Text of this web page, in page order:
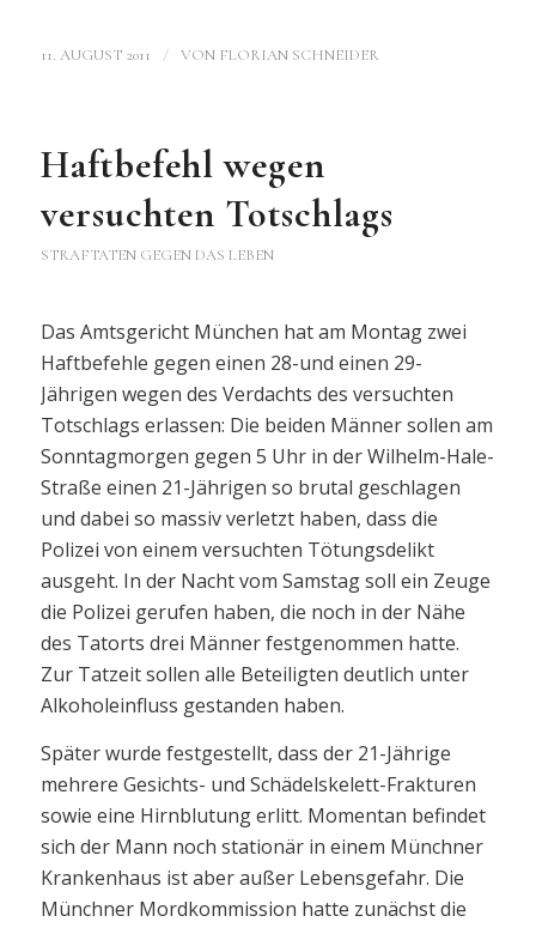
11. AUGUST 2011 / VON FLORIAN SCHNEIDER
Haftbefehl wegen
versuchten Totschlags
STRAFTATEN GEGEN DAS LEBEN
Das Amtsgericht München hat am Montag zwei
Haftbefehle gegen einen 28-und einen 29-
Jährigen wegen des Verdachts des versuchten
Totschlags erlassen: Die beiden Männer sollen am
Sonntagmorgen gegen 5 Uhr in der Wilhelm-Hale-
Straße einen 21-Jährigen so brutal geschlagen
und dabei so massiv verletzt haben, dass die
Polizei von einem versuchten Tötungsdelikt
ausgeht. In der Nacht vom Samstag soll ein Zeuge
die Polizei gerufen haben, die noch in der Nähe
des Tatorts drei Männer festgenommen hatte.
Zur Tatzeit sollen alle Beteiligten deutlich unter
Alkoholeinfluss gestanden haben.
Später wurde festgestellt, dass der 21-Jährige
mehrere Gesichts- und Schädelskelett-Frakturen
sowie eine Hirnblutung erlitt. Momentan befindet
sich der Mann noch stationär in einem Münchner
Krankenhaus ist aber außer Lebensgefahr. Die
Münchner Mordkommission hatte zunächst die